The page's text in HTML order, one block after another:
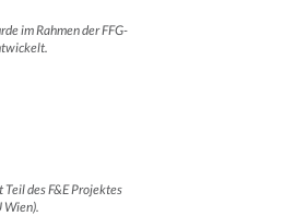
im Rahmen der FFG-
des F&E Projektes
Wien).